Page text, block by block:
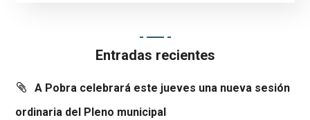
Entradas recientes
A Pobra celebrará este jueves una nueva sesión
ordinaria del Pleno municipal